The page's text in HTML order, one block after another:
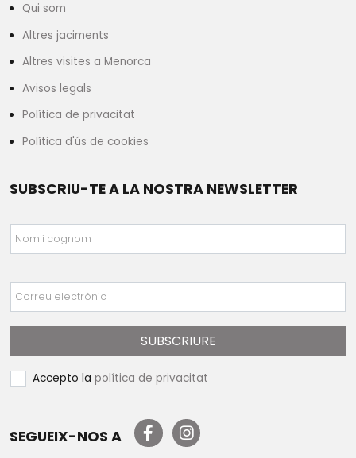
Qui som
Altres jaciments
Altres visites a Menorca
Avisos legals
Política de privacitat
Política d'ús de cookies
SUBSCRIU-TE A LA NOSTRA NEWSLETTER
Nom i cognom
Correu electrònic
SUBSCRIURE
Accepto lapolítica de privacitat
SEGUEIX-NOS A